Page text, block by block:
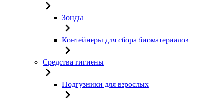
Зонды
Контейнеры для сбора биоматериалов
Средства гигиены
Подгузники для взрослых